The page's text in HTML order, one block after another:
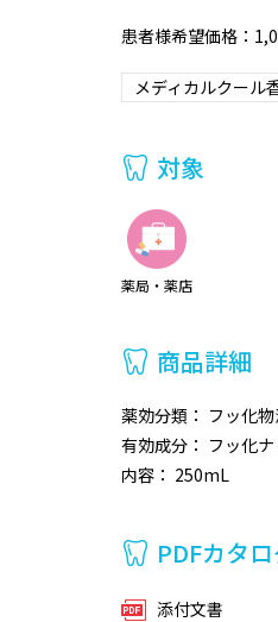
患者様希望価格：
メディカルクール
対象
薬局・薬店
商品詳細
薬効分類： フッ化
有効成分： フッ化
内容： 250mL
PDFカタ
添付文書